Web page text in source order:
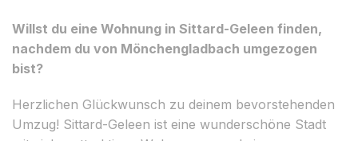
Willst du eine Wohnung in Sittard-Geleen finden,
nachdem du von Mönchengladbach umgezogen
bist?
Herzlichen Glückwunsch zu deinem bevorstehenden
Umzug! Sittard-Geleen ist eine wunderschöne Stadt